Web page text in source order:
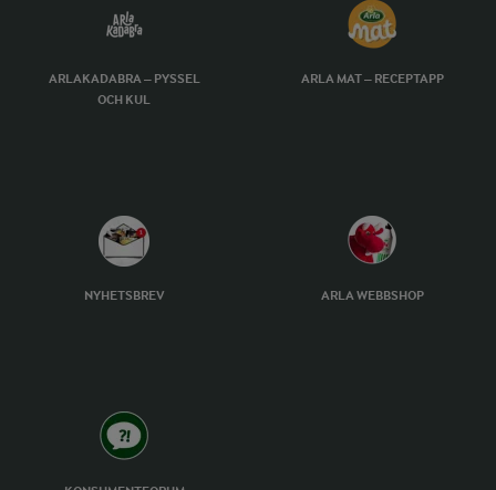
ARLAKADABRA – PYSSEL
OCH KUL
ARLA MAT – RECEPTAPP
NYHETSBREV ARLA WEBBSHOP